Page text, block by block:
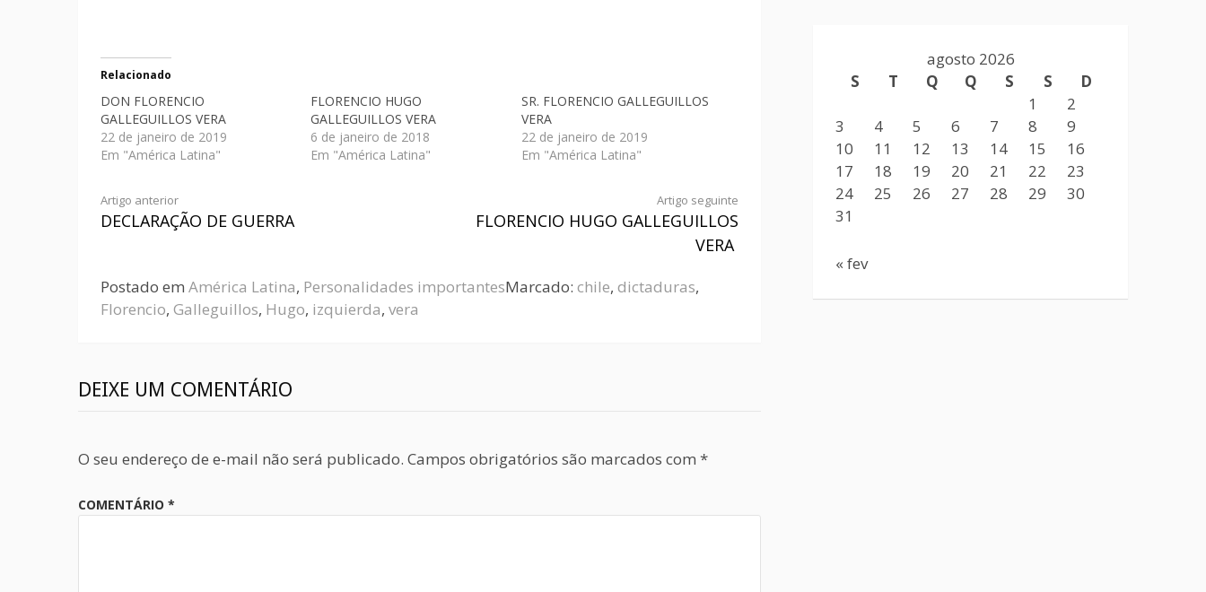
Relacionado
DON FLORENCIO
GALLEGUILLOS VERA
22 de janeiro de 2019
Em "América Latina"
FLORENCIO HUGO
GALLEGUILLOS VERA
6 de janeiro de 2018
Em "América Latina"
SR. FLORENCIO GALLEGUILLOS
VERA
22 de janeiro de 2019
Em "América Latina"
Artigo anterior
DECLARAÇÃO DE GUERRA
Artigo seguinte
FLORENCIO HUGO GALLEGUILLOS
VERA
Postado em América Latina, Personalidades importantesMarcado: chile, dictaduras,
Florencio, Galleguillos, Hugo, izquierda, vera
DEIXE UM COMENTÁRIO
O seu endereço de e-mail não será publicado. Campos obrigatórios são marcados com *
COMENTÁRIO *
agosto 2026
S
T Q Q S S
D
1
2
3
4 5 6 7 8
9
10
11 12 13 14 15
16
17
18 19 20 21 22
23
24
25 26 27 28 29
30
31
« fev